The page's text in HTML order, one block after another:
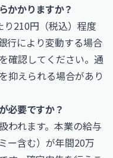
かかりますか？
210円（税込）程度
行により変動する場合
確認してください。通
抑えられる場合があり
必要ですか？
われます。本業の給与
ー含む）が年間20万